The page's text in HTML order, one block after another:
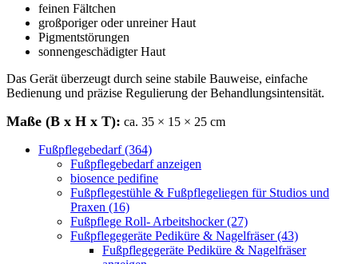
feinen Fältchen
großporiger oder unreiner Haut
Pigmentstörungen
sonnengeschädigter Haut
Das Gerät überzeugt durch seine stabile Bauweise, einfache
Bedienung und präzise Regulierung der Behandlungsintensität.
Maße (B x H x T): ca. 35 × 15 × 25 cm
Fußpflegebedarf (364)
Fußpflegebedarf anzeigen
biosence pedifine
Fußpflegestühle & Fußpflegeliegen für Studios und
Praxen (16)
Fußpflege Roll- Arbeitshocker (27)
Fußpflegegeräte Pediküre & Nagelfräser (43)
Fußpflegegeräte Pediküre & Nagelfräser